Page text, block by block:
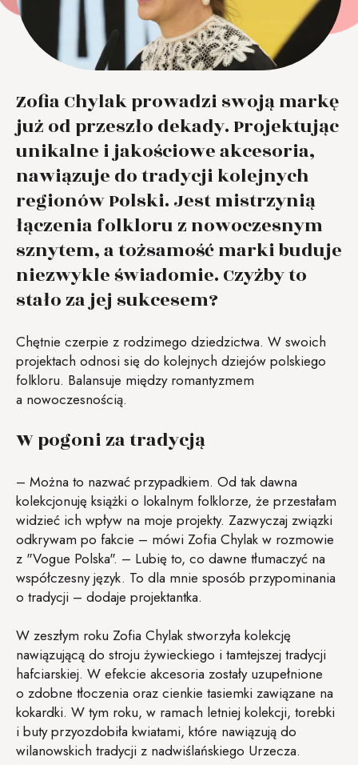
Zofia Chylak prowadzi swoją markę
już od przeszło dekady. Projektując
unikalne i jakościowe akcesoria,
nawiązuje do tradycji kolejnych
regionów Polski. Jest mistrzynią
łączenia folkloru z nowoczesnym
sznytem, a tożsamość marki buduje
niezwykle świadomie. Czyżby to
stało za jej sukcesem?
Chętnie czerpie z rodzimego dziedzictwa. W swoich
projektach odnosi się do kolejnych dziejów polskiego
folkloru. Balansuje między romantyzmem
a nowoczesnością.
W pogoni za tradycją
– Można to nazwać przypadkiem. Od tak dawna
kolekcjonuję książki o lokalnym folklorze, że przestałam
widzieć ich wpływ na moje projekty. Zazwyczaj związki
odkrywam po fakcie – mówi Zofia Chylak w rozmowie
z "Vogue Polska". – Lubię to, co dawne tłumaczyć na
współczesny język. To dla mnie sposób przypominania
o tradycji – dodaje projektantka.
W zeszłym roku Zofia Chylak stworzyła kolekcję
nawiązującą do stroju żywieckiego i tamtejszej tradycji
hafciarskiej. W efekcie akcesoria zostały uzupełnione
o zdobne tłoczenia oraz cienkie tasiemki zawiązane na
kokardki. W tym roku, w ramach letniej kolekcji, torebki
i buty przyozdobiła kwiatami, które nawiązują do
wilanowskich tradycji z nadwiślańskiego Urzecza.